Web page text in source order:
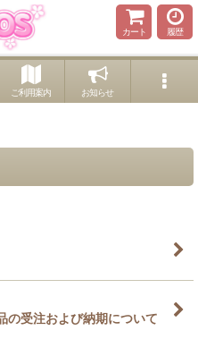
カート 履歴
ご利用案内 お知らせ
の受注および納期について